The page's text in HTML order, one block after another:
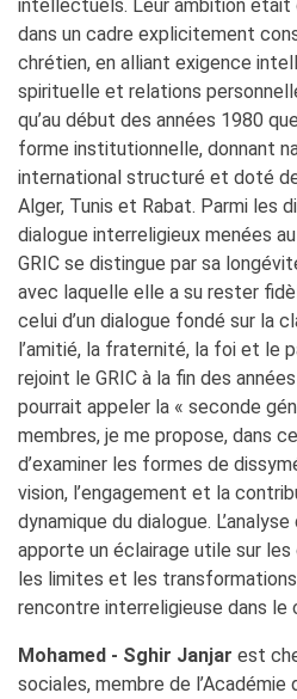
intellectuels. Leur ambition était
dans un cadre explicitement
chrétien, en alliant exigence
spirituelle et relations
qu’au début des années 1980
forme institutionnelle, donnant
international structuré et doté
Alger, Tunis et Rabat. Parmi les
dialogue interreligieux menées
GRIC se distingue par sa
avec laquelle elle a su rester
celui d’un dialogue fondé sur la
l’amitié, la fraternité, la foi et le
rejoint le GRIC à la fin des
pourrait appeler la « seconde
membres, je me propose, dans
d’examiner les formes de
vision, l’engagement et la
dynamique du dialogue.
apporte un éclairage utile sur
les limites et les
rencontre interreligieuse dans le
Mohamed - Sghir Janjar est
sociales, membre de l’Académie